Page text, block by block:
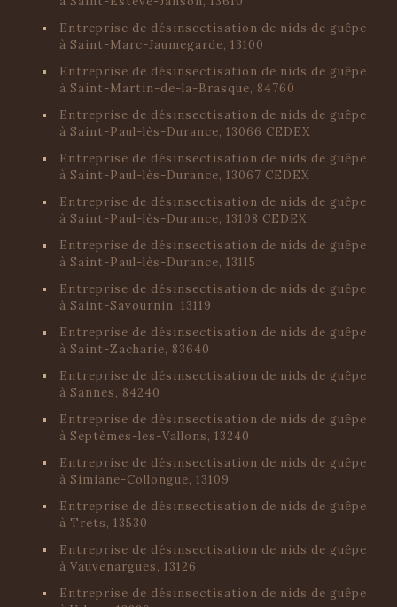
Entreprise de désinsectisation de nids de guêpe
à Saint-Marc-Jaumegarde, 13100
Entreprise de désinsectisation de nids de guêpe
à Saint-Martin-de-la-Brasque, 84760
Entreprise de désinsectisation de nids de guêpe
à Saint-Paul-lès-Durance, 13066 CEDEX
Entreprise de désinsectisation de nids de guêpe
à Saint-Paul-lès-Durance, 13067 CEDEX
Entreprise de désinsectisation de nids de guêpe
à Saint-Paul-lès-Durance, 13108 CEDEX
Entreprise de désinsectisation de nids de guêpe
à Saint-Paul-lès-Durance, 13115
Entreprise de désinsectisation de nids de guêpe
à Saint-Savournin, 13119
Entreprise de désinsectisation de nids de guêpe
à Saint-Zacharie, 83640
Entreprise de désinsectisation de nids de guêpe
à Sannes, 84240
Entreprise de désinsectisation de nids de guêpe
à Septèmes-les-Vallons, 13240
Entreprise de désinsectisation de nids de guêpe
à Simiane-Collongue, 13109
Entreprise de désinsectisation de nids de guêpe
à Trets, 13530
Entreprise de désinsectisation de nids de guêpe
à Vauvenargues, 13126
Entreprise de désinsectisation de nids de guêpe